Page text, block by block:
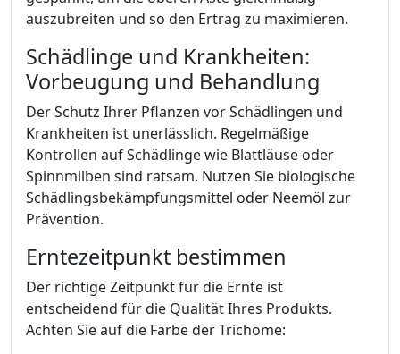
auszubreiten und so den Ertrag zu maximieren.
Schädlinge und Krankheiten:
Vorbeugung und Behandlung
Der Schutz Ihrer Pflanzen vor Schädlingen und
Krankheiten ist unerlässlich. Regelmäßige
Kontrollen auf Schädlinge wie Blattläuse oder
Spinnmilben sind ratsam. Nutzen Sie biologische
Schädlingsbekämpfungsmittel oder Neemöl zur
Prävention.
Erntezeitpunkt bestimmen
Der richtige Zeitpunkt für die Ernte ist
entscheidend für die Qualität Ihres Produkts.
Achten Sie auf die Farbe der Trichome: